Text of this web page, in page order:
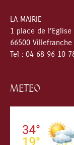
LA MAIRIE
1 place de l’Eglise
66500
Tel : 04 68 96 10
METEO